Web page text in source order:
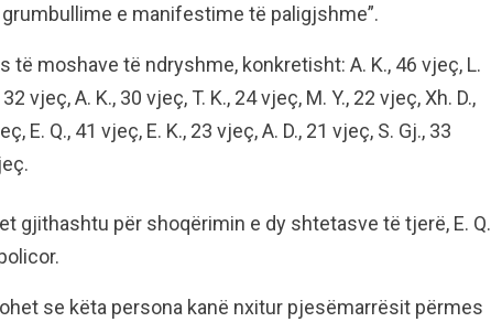
e manifestime të paligjshme”.
moshave të ndryshme, konkretisht: A. K., 46 vjeç, L.
vjeç, A. K., 30 vjeç, T. K., 24 vjeç, M. Y., 22 vjeç, Xh. D.,
E. Q., 41 vjeç, E. K., 23 vjeç, A. D., 21 vjeç, S. Gj., 33
gjithashtu për shoqërimin e dy shtetasve të tjerë, E. Q.
se këta persona kanë nxitur pjesëmarrësit përmes